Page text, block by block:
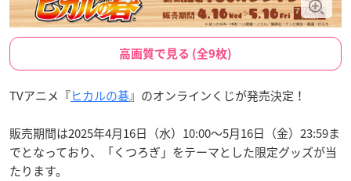
高画質で見る (全9枚)
TVアニメ『ヒカルの碁』のオンラインくじが発売決定！
販売期間は2025年4月16日（水）10:00～5月16日（金）23:59ま
でとなっており、「くつろぎ」をテーマとした限定グッズが当
たります。